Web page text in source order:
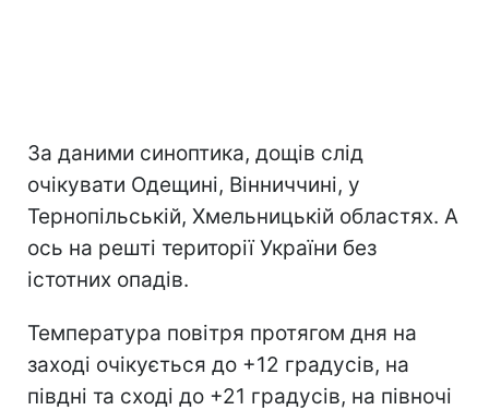
За даними синоптика, дощів слід
очікувати Одещині, Вінниччині, у
Тернопільській, Хмельницькій областях. А
ось на решті території України без
істотних опадів.
Температура повітря протягом дня на
заході очікується до +12 градусів, на
півдні та сході до +21 градусів, на півночі